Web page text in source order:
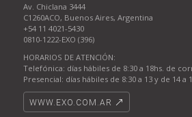
Av. Chiclana 3444
C1260ACO, Buenos Aires, Argentina
+54 11 4021-5430
0810-1222-EXO (396)
HORARIOS DE ATENCIÓN:
Telefónica: días hábiles de 8:30 a 18hs. de
Presencial: días hábiles de 8:30 a 13 y de 14 a
WWW.EXO.COM.AR